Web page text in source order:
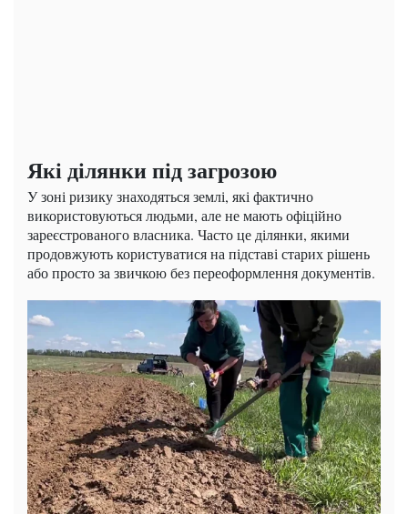
Які ділянки під загрозою
У зоні ризику знаходяться землі, які фактично
використовуються людьми, але не мають офіційно
зареєстрованого власника. Часто це ділянки, якими
продовжують користуватися на підставі старих рішень
або просто за звичкою без переоформлення документів.